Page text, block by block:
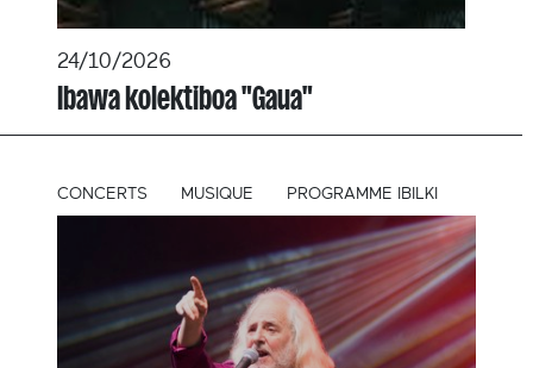
24/10/2026
Ibawa kolektiboa "Gaua"
CONCERTS MUSIQUE PROGRAMME IBILKI